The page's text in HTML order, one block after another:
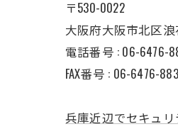
〒530-0022
大阪府大阪市北区浪
電話番号 : 06-6476-
FAX番号 : 06-6476-
兵庫近辺でセキュリ